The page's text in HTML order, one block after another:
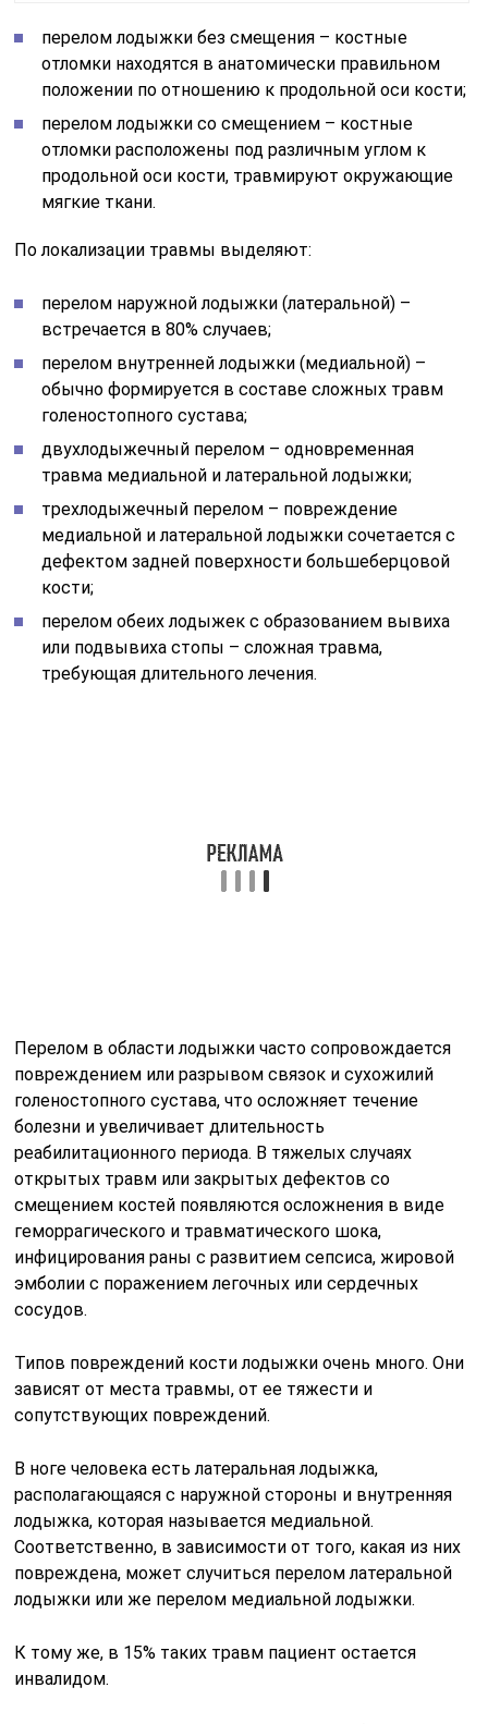
перелом лодыжки без смещения – костные
отломки находятся в анатомически правильном
положении по отношению к продольной оси кости;
перелом лодыжки со смещением – костные
отломки расположены под различным углом к
продольной оси кости, травмируют окружающие
мягкие ткани.
По локализации травмы выделяют:
перелом наружной лодыжки (латеральной) –
встречается в 80% случаев;
перелом внутренней лодыжки (медиальной) –
обычно формируется в составе сложных травм
голеностопного сустава;
двухлодыжечный перелом – одновременная
травма медиальной и латеральной лодыжки;
трехлодыжечный перелом – повреждение
медиальной и латеральной лодыжки сочетается с
дефектом задней поверхности большеберцовой
кости;
перелом обеих лодыжек с образованием вывиха
или подвывиха стопы – сложная травма,
требующая длительного лечения.
открытых травм или закрытых дефектов со
смещением костей появляются осложнения в виде
Типов повреждений кости лодыжки очень много. Они
зависят от места травмы, от ее тяжести и
сопутствующих повреждений.
В ноге человека есть латеральная лодыжка,
располагающаяся с наружной стороны и внутренняя
лодыжка, которая называется медиальной.
Соответственно, в зависимости от того, какая из них
повреждена, может случиться перелом латеральной
лодыжки или же перелом медиальной лодыжки.
К тому же, в 15% таких травм пациент остается
инвалидом.
Переломы принято подразделять на две большие
группы: открытый и закрытый. Закрытый перелом —
без повреждения мягких тканей ноги. Открытый –
наоборот, сопровождается повреждением осколками
сломанной кости мышц, кожи и прочих мягких тканей.
выделяют виды:
Открытый перелом;
Закрытый перелом наружной лодыжки или